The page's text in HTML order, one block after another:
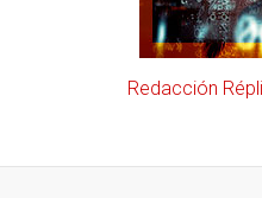
Redacción